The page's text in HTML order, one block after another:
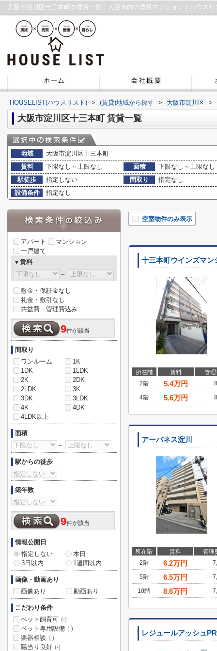
大阪市淀川区十三本町の賃貸一覧｜大阪市内の賃貸マンション｜ハウスリ
HOUSELIST(ハウスリスト) > (賃貸)地域から探す > 大阪市淀川区 >
大阪市淀川区十三本町 賃貸一覧
地域
大阪市淀川区十三本町
賃料
下限なし～上限なし 面積
下限なし～上限なし
駅徒歩
指定しない 間取り
指定なし
設備条件
指定なし
空室物件のみ表示
十三本町ウインズマ
所在階 賃料
管
2階
5.4万円
4階 5.6万円
アーバネス淀川
所在階 賃料
管理
2階
6.2万円
5階 6.5万円
10階 8.6万円
レジュールアッシュ
アパート
マンション
一戸建て
▼賃料
～
敷金・保証金なし
礼金・敷引なし
共益費・管理費込み
9件が該当
間取り
ワンルーム
1K
1DK
1LDK
2K
2DK
2LDK
3K
3DK
3LDK
4K
4DK
4LDK以上
面積
～
駅からの徒歩
築年数
9件が該当
情報公開日
指定しない
本日
3日以内
1週間以内
画像・動画あり
画像あり
動画あり
こだわり条件
ペット飼育可 (-)
ペット専用設備 (-)
楽器相談 (-)
陽当り良好 (-)